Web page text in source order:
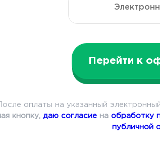
Перейти к
После оплаты на указанный
кнопку, даю согласиена обработку
публичной